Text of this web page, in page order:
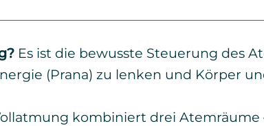
Es ist die bewusste Steuerung des
(Prana) zu lenken und Körper
kombiniert drei Atemräume